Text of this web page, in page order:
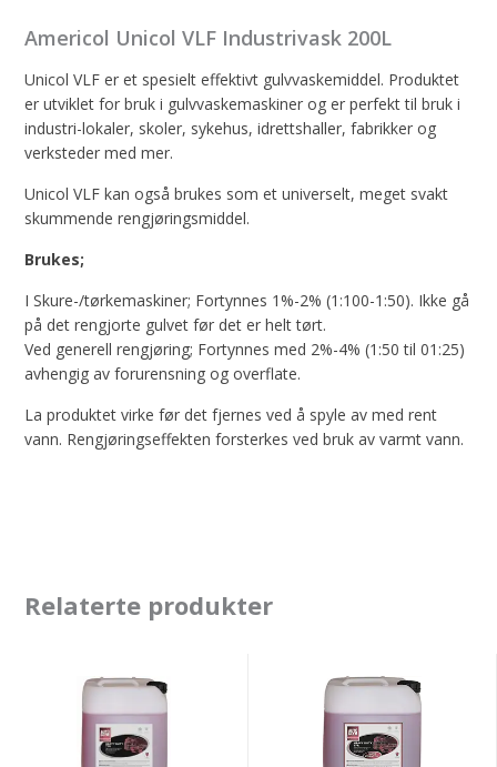
Americol Unicol VLF Industrivask 200L
Unicol VLF er et spesielt effektivt gulvvaskemiddel. Produktet
er utviklet for bruk i gulvvaskemaskiner og er perfekt til bruk i
industri-lokaler, skoler, sykehus, idrettshaller, fabrikker og
verksteder med mer.
Unicol VLF kan også brukes som et universelt, meget svakt
skummende rengjøringsmiddel.
Brukes;
I Skure-/tørkemaskiner; Fortynnes 1%-2% (1:100-1:50). Ikke gå
på det rengjorte gulvet før det er helt tørt.
Ved generell rengjøring; Fortynnes med 2%-4% (1:50 til 01:25)
avhengig av forurensning og overflate.
La produktet virke før det fjernes ved å spyle av med rent
vann. Rengjøringseffekten forsterkes ved bruk av varmt vann.
Relaterte produkter
Autoglym
Autoglym